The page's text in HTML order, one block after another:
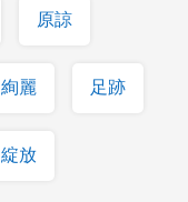
原諒
絢麗 足跡
綻放